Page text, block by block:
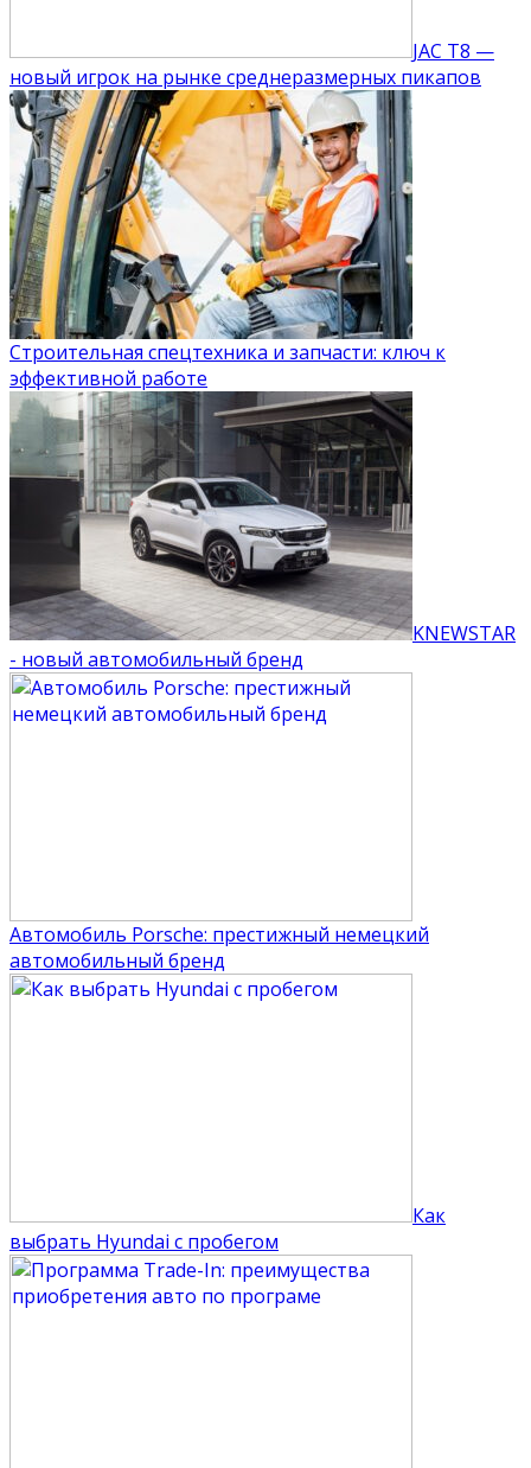
JAC T8 —
новый игрок на рынке среднеразмерных пикапов
Строительная спецтехника и запчасти: ключ к
эффективной работе
KNEWSTAR
- новый автомобильный бренд
Автомобиль Porsche: престижный немецкий
автомобильный бренд
Как
выбрать Hyundai с пробегом